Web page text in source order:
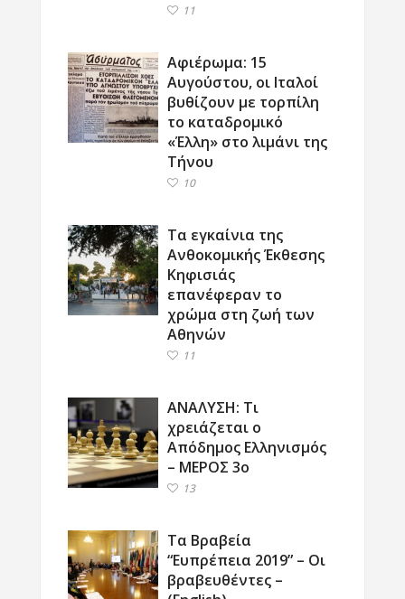
11
Αφιέρωμα: 15
Αυγούστου, οι Ιταλοί
βυθίζουν με τορπίλη
το καταδρομικό
«Έλλη» στο λιμάνι της
Τήνου
10
Τα εγκαίνια της
Ανθοκομικής Έκθεσης
Κηφισιάς
επανέφεραν το
χρώμα στη ζωή των
Αθηνών
11
ΑΝΑΛΥΣΗ: Τι
χρειάζεται ο
Απόδημος Ελληνισμός
– ΜΕΡΟΣ 3ο
13
Τα Βραβεία
“Ευπρέπεια 2019” – Οι
βραβευθέντες –